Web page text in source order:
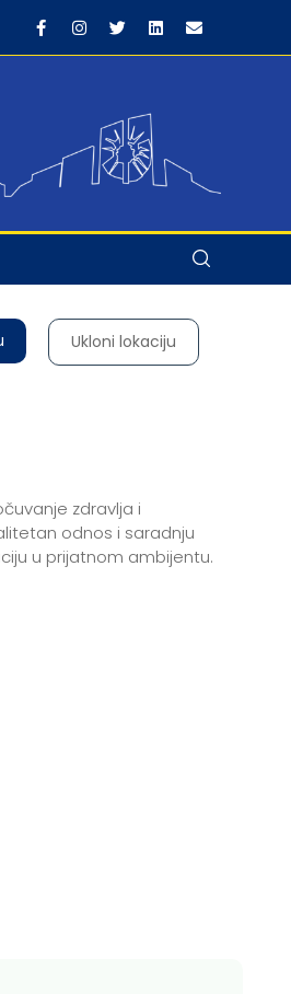
Ukloni lokaciju
zdravlja i
odnos i saradnju
u prijatnom ambijentu.